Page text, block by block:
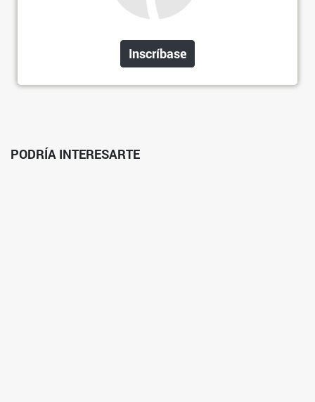
Inscríbase
PODRÍA INTERESARTE